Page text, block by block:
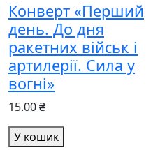
Конверт «Перший
день. До дня
ракетних військ і
артилерії. Сила у
вогні»
15.00 ₴
У кошик